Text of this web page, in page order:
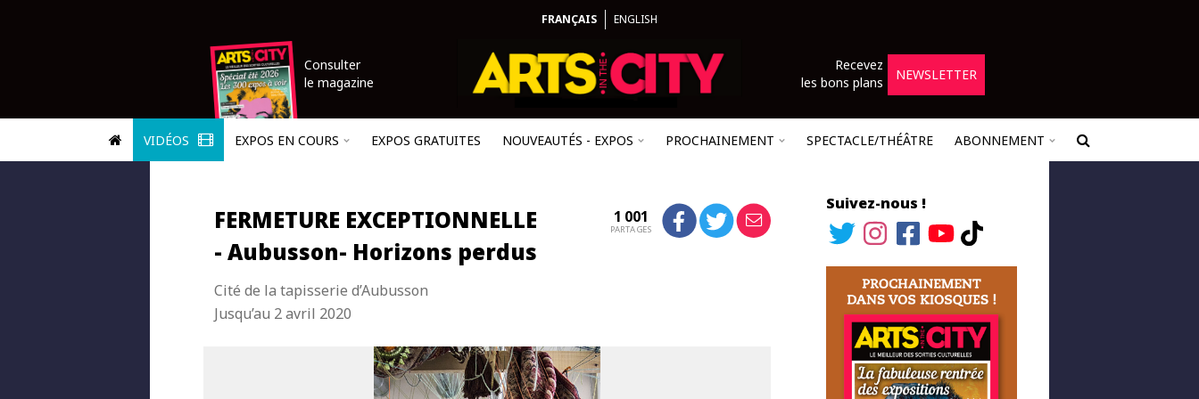
FRANÇAIS ENGLISH
Consulter
le magazine
Recevez
les bons plans
NEWSLETTER
VIDÉOS EXPOS EN COURS EXPOS GRATUITES NOUVEAUTÉS - EXPOS PROCHAINEMENT SPECTACLE/THÉÂTRE ABONNEMENT
FERMETURE EXCEPTIONNELLE
- Aubusson- Horizons perdus
Cité de la tapisserie d’Aubusson
Jusqu’au 2 avril 2020
1 001
PARTAGES
Suivez-nous !